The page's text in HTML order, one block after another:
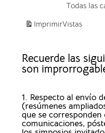
Todas las
ImprimirVistas
Recuerde las
son
1. Respecto al envío
(resúmenes
que se corresponden
comunicaciones,